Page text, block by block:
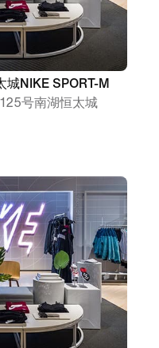
城NIKE SPORT-M
号南湖恒太城